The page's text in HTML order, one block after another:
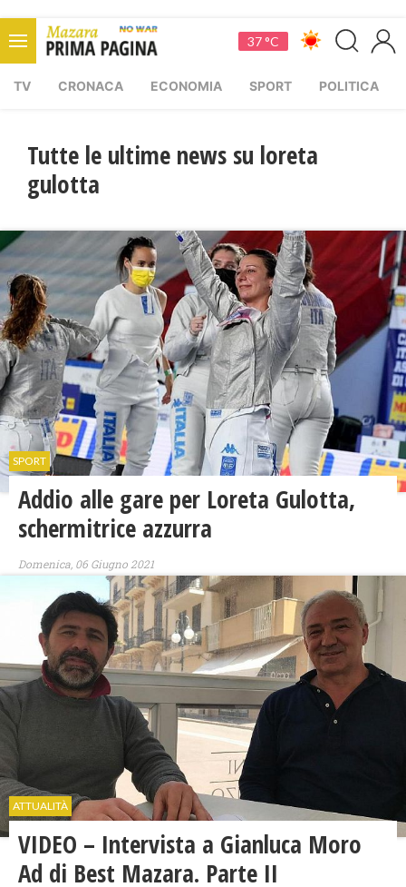
37 °C
TV CRONACA ECONOMIA SPORT POLITICA
Tutte le ultime news su loreta
gulotta
SPORT
Addio alle gare per Loreta Gulotta,
schermitrice azzurra
Domenica, 06 Giugno 2021
ATTUALITÀ
VIDEO – Intervista a Gianluca Moro
Ad di Best Mazara. Parte II